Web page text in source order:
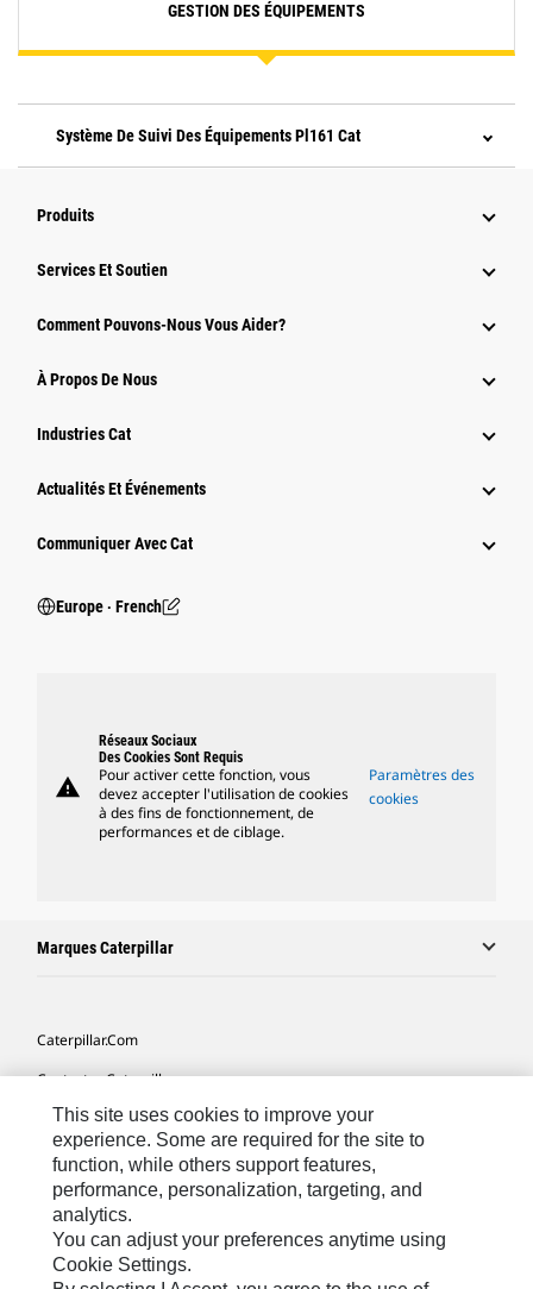
GESTION DES ÉQUIPEMENTS
Système De Suivi Des Équipements Pl161 Cat
Produits
Services Et Soutien
Comment Pouvons-Nous Vous Aider?
À Propos De Nous
Industries Cat
Actualités Et Événements
Communiquer Avec Cat
Europe ‧ French
warning
Réseaux Sociaux
Des Cookies Sont Requis
Pour activer cette fonction, vous
devez accepter l'utilisation de cookies
à des fins de fonctionnement, de
performances et de ciblage.
Paramètres des
cookies
Marques Caterpillar
Caterpillar.com
Contacter Caterpillar
Mes Préférences Marketing
Plan Du Site
Cookie Settings
Légales
Confidentialité
This site uses cookies to improve your
experience. Some are required for the site to
function, while others support features,
performance, personalization, targeting, and
analytics.
You can adjust your preferences anytime using
Cookie Settings.